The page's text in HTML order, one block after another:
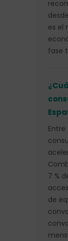
es el
fase
7 %
de